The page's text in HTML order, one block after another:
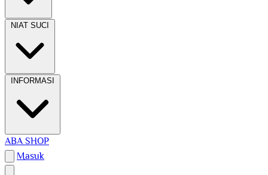
NIAT SUCI
INFORMASI
ABA SHOP
Masuk